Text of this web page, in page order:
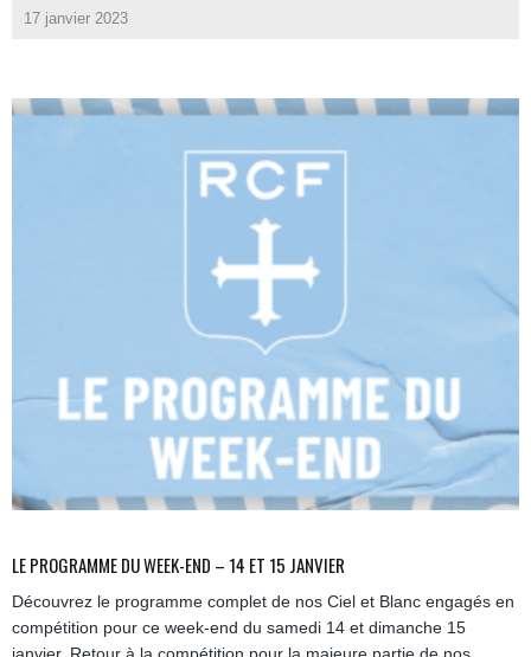
17 janvier 2023
LE PROGRAMME DU WEEK-END – 14 ET 15 JANVIER
Découvrez le programme complet de nos Ciel et Blanc engagés en
compétition pour ce week-end du samedi 14 et dimanche 15